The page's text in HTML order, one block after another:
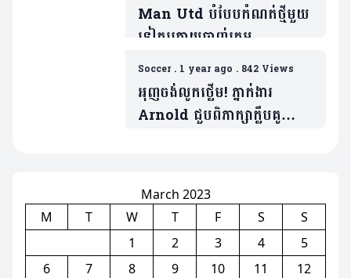
Man Utd បំបែបកំណត់ថ្មីមួយ
ទៀតក្រោយចាញ់ក្រុម
Nottingham យប់មិញ (មាន
វីដេអូ)
Soccer. 1 year ago . 842 Views
អុញចង់លូកថ្លើម! ភ្នាក់ងារ
Arnold ជួបពិភាក្សាក្លឹបគូ
March 2023
M
T W T F S
S
1
2 3 4
5
6
7 8 9 10 11
12